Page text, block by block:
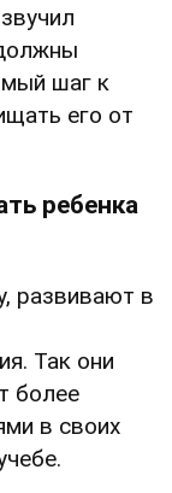
шаг к
его от
ребенка
развивают в
Так они
более
в своих